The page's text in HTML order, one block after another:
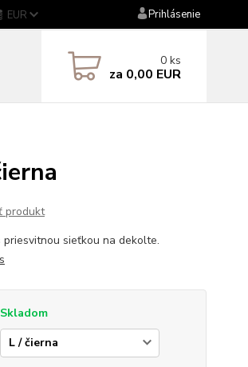
EUR Prihlásenie
0 ks
za 0,00 EUR
produkt
sieťkou na dekolte.
Skladom